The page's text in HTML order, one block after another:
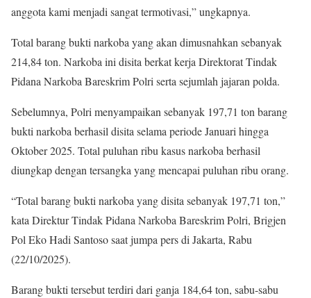
anggota kami menjadi sangat termotivasi,” ungkapnya.
Total barang bukti narkoba yang akan dimusnahkan sebanyak
214,84 ton. Narkoba ini disita berkat kerja Direktorat Tindak
Pidana Narkoba Bareskrim Polri serta sejumlah jajaran polda.
Sebelumnya, Polri menyampaikan sebanyak 197,71 ton barang
bukti narkoba berhasil disita selama periode Januari hingga
Oktober 2025. Total puluhan ribu kasus narkoba berhasil
diungkap dengan tersangka yang mencapai puluhan ribu orang.
“Total barang bukti narkoba yang disita sebanyak 197,71 ton,”
kata Direktur Tindak Pidana Narkoba Bareskrim Polri, Brigjen
Pol Eko Hadi Santoso saat jumpa pers di Jakarta, Rabu
(22/10/2025).
Barang bukti tersebut terdiri dari ganja 184,64 ton, sabu-sabu